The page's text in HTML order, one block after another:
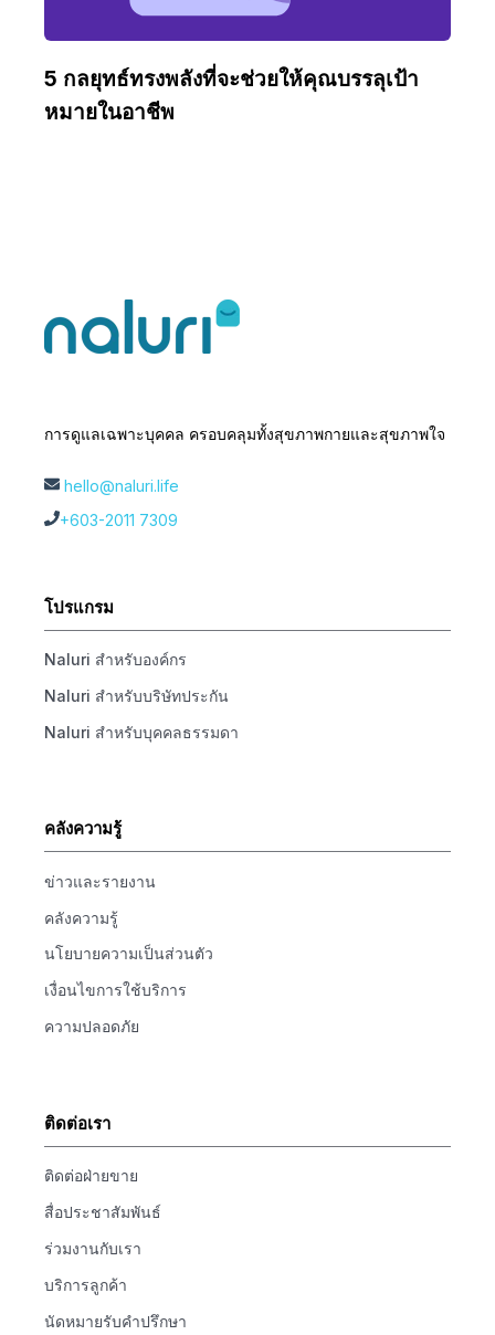
5 กลยุทธ์ทรงพลังที่จะช่วยให้คุณบรรลุเป้า
หมายในอาชีพ
การดูแลเฉพาะบุคคล ครอบคลุมทั้งสุขภาพกายและสุขภาพใจ
hello@naluri.life
+603-2011 7309
โปรแกรม
Naluri สำหรับองค์กร
Naluri สำหรับบริษัทประกัน
Naluri สำหรับบุคคลธรรมดา
คลังความรู้
ข่าวและรายงาน
คลังความรู้
นโยบายความเป็นส่วนตัว
เงื่อนไขการใช้บริการ
ความปลอดภัย
ติดต่อเรา
ติดต่อฝ่ายขาย
สื่อประชาสัมพันธ์
ร่วมงานกับเรา
บริการลูกค้า
นัดหมายรับคำปรึกษา